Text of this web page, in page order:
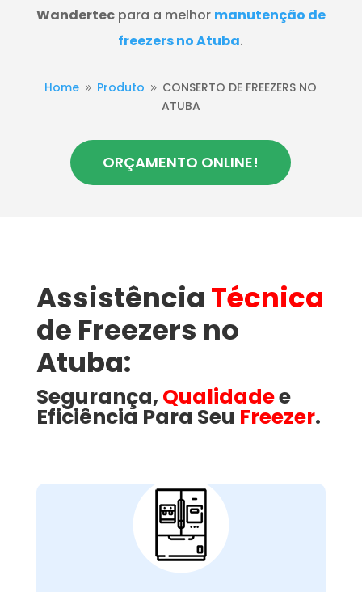
Wandertecpara a melhor manutenção de
freezers no Atuba.
Home 9 Produto 9 CONSERTO DE FREEZERS NO
ATUBA
ORÇAMENTO ONLINE!
Assistência Técnica
de Freezers no
Atuba:
Segurança, Qualidadee
Eficiência Para Seu Freezer.
Resolve Problemas
Comuns em Freezers
no Atuba
Freezers podem apresentar diversos